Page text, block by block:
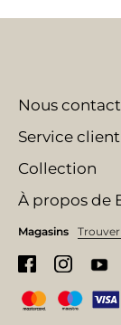
Nous
Service client
Collection
À propos de
Magasins